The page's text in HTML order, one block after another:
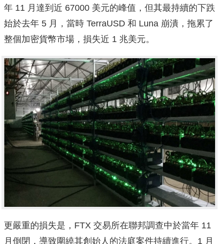
年 11 月達到近 67000 美元的峰值，但其最持續的下跌
始於去年 5 月，當時 TerraUSD 和 Luna 崩潰，拖累了
整個加密貨幣市場，損失近 1 兆美元。
更嚴重的損失是，FTX 交易所在聯邦調查中於當年 11
月倒閉，導致圍繞其創始人的法庭案件持續進行。1 月